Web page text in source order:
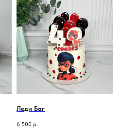
Леди Баг
6 500 р.